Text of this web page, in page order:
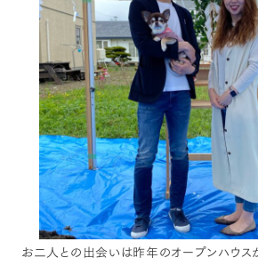
お二人との出会いは昨年のオープンハウス